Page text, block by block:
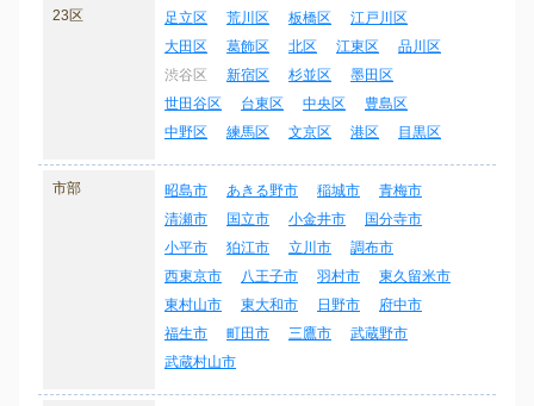
23区 足立区 荒川区 板橋区
江戸川区
大田区
葛飾区 北区 江東区
品川区
渋谷区
新宿区 杉並区
墨田区
世田谷区
台東区 中央区
豊島区
中野区
練馬区 文京区 港区 目黒区
市部 昭島市 あきる野市 稲城市
青梅市
清瀬市
国立市 小金井市
国分寺市
小平市
狛江市 立川市
調布市
西東京市
八王子市 羽村市
東久留米市
東村山市
東大和市 日野市
府中市
福生市
町田市 三鷹市
武蔵野市
武蔵村山市